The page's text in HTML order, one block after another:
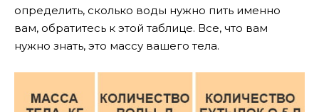
определить, сколько воды нужно пить именно
вам, обратитесь к этой таблице. Все, что вам
нужно знать, это массу вашего тела.